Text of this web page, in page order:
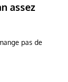
assez
pas de